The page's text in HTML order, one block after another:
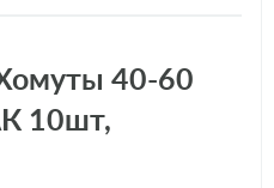
40-60
10шт,